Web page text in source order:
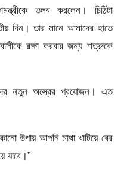
তলব করলেন। চিঠিটা
দিন। তার মানে আমাদের হাতে
রক্ষা করবার জন্য শত্রুকে
নতুন অস্ত্রের প্রয়োজন। এত
উপায় আপনি মাথা খাটিয়ে বের
যাবে।”